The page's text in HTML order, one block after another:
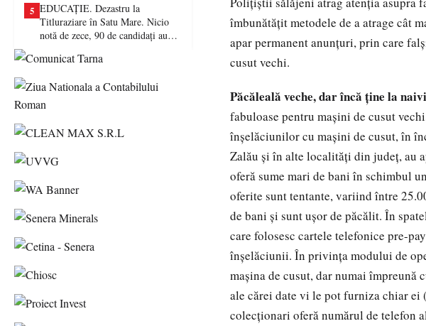
5 EDUCAȚIE. Dezastru la
Titluraziare în Satu Mare. Nicio
notă de zece, 90 de candidați au
îmbunătăţit metodele de a atrage cât
apar permanent anunţuri, prin care
cusut vechi.
Păcăleală veche, dar încă ţine la naivi
fabuloase pentru maşini de cusut
înşelăciunilor cu maşini de cusut, în
Zalău şi în alte localităţi din judeţ, au
oferă sume mari de bani în schimbul
oferite sunt tentante, variind între
de bani şi sunt uşor de păcălit. În
care folosesc cartele telefonice pre-
înşelăciunii. În privinţa modului de
maşina de cusut, dar numai împreună
ale cărei date vi le pot furniza chiar
colecţionari oferă numărul de telefon